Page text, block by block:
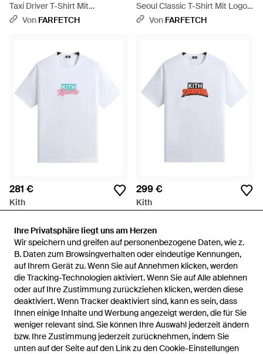
Ihre Privatsphäre liegt uns am Herzen
Wir speichern und greifen auf personenbezogene Daten, wie z.
B. Daten zum Browsingverhalten oder eindeutige Kennungen,
auf Ihrem Gerät zu. Wenn Sie auf Annehmen klicken, werden
die Tracking-Technologien aktiviert. Wenn Sie auf Alle ablehnen
oder auf Ihre Zustimmung zurückziehen klicken, werden diese
deaktiviert. Wenn Tracker deaktiviert sind, kann es sein, dass
Ihnen einige Inhalte und Werbung angezeigt werden, die für Sie
weniger relevant sind. Sie können Ihre Auswahl jederzeit ändern
bzw. Ihre Zustimmung jederzeit zurücknehmen, indem Sie
unten auf der Seite auf den Link zu den Cookie-Einstellungen
Ihre Privatsphäre liegt uns am Herzen
Wir speichern und greifen auf personenbezogene Daten, wie z.
B. Daten zum Browsingverhalten oder eindeutige Kennungen,
auf Ihrem Gerät zu. Wenn Sie auf Annehmen klicken, werden
die Tracking-Technologien aktiviert. Wenn Sie auf Alle ablehnen
oder auf Ihre Zustimmung zurückziehen klicken, werden diese
deaktiviert. Wenn Tracker deaktiviert sind, kann es sein, dass
Ihnen einige Inhalte und Werbung angezeigt werden, die für Sie
weniger relevant sind. Sie können Ihre Auswahl jederzeit ändern
bzw. Ihre Zustimmung jederzeit zurücknehmen, indem Sie
unten auf der Seite auf den Link zu den Cookie-Einstellungen
Taxi Driver T-Shirt Mit
Grafischem Print - Schwarz
Von FARFETCH
Seoul Classic T-Shirt Mit Logo -
WeißVon FARFETCH
281 €
Kith
Miami Classic T-Shirt Mit Logo
- Weiß
VonFARFETCH
299 €
Kith
T-Shirt Mit Tokyo-Print - Weiß
Von